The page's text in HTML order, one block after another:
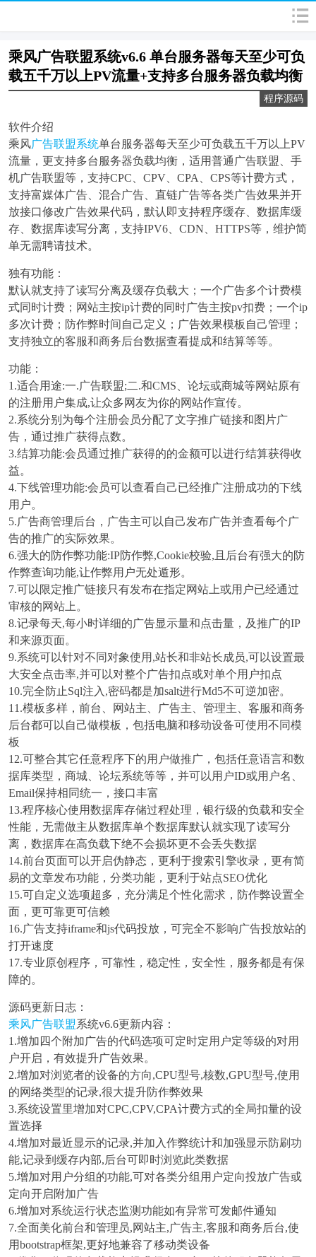
乘风广告联盟系统v6.6 单台服务器每天至少可负
载五千万以上PV流量+支持多台服务器负载均衡
程序源码
软件介绍
乘风广告联盟系统单台服务器每天至少可负载五千万以上PV
流量，更支持多台服务器负载均衡，适用普通广告联盟、手
机广告联盟等，支持CPC、CPV、CPA、CPS等计费方式，
支持富媒体广告、混合广告、直链广告等各类广告效果并开
放接口修改广告效果代码，默认即支持程序缓存、数据库缓
存、数据库读写分离，支持IPV6、CDN、HTTPS等，维护简
单无需聘请技术。
独有功能：
默认就支持了读写分离及缓存负载大；一个广告多个计费模
式同时计费；网站主按ip计费的同时广告主按pv扣费；一个ip
多次计费；防作弊时间自己定义；广告效果模板自己管理；
支持独立的客服和商务后台数据查看提成和结算等等。
功能：
1.适合用途:一.广告联盟;二.和CMS、论坛或商城等网站原有
的注册用户集成,让众多网友为你的网站作宣传。
2.系统分别为每个注册会员分配了文字推广链接和图片广
告，通过推广获得点数。
3.结算功能:会员通过推广获得的的金额可以进行结算获得收
益。
4.下线管理功能:会员可以查看自己已经推广注册成功的下线
用户。
5.广告商管理后台，广告主可以自己发布广告并查看每个广
告的推广的实际效果。
6.强大的防作弊功能:IP防作弊,Cookie校验,且后台有强大的防
作弊查询功能,让作弊用户无处遁形。
7.可以限定推广链接只有发布在指定网站上或用户已经通过
审核的网站上。
8.记录每天,每小时详细的广告显示量和点击量，及推广的IP
和来源页面。
9.系统可以针对不同对象使用,站长和非站长成员,可以设置最
大安全点击率,并可以对整个广告扣点或对单个用户扣点
10.完全防止Sql注入,密码都是加salt进行Md5不可逆加密。
11.模板多样，前台、网站主、广告主、管理主、客服和商务
后台都可以自己做模板，包括电脑和移动设备可使用不同模
板
12.可整合其它任意程序下的用户做推广，包括任意语言和数
据库类型，商城、论坛系统等等，并可以用户ID或用户名、
Email保持相同统一，接口丰富
13.程序核心使用数据库存储过程处理，银行级的负载和安全
性能，无需做主从数据库单个数据库默认就实现了读写分
离，数据库在高负载下绝不会损坏更不会丢失数据
14.前台页面可以开启伪静态，更利于搜索引擎收录，更有简
易的文章发布功能，分类功能，更利于站点SEO优化
15.可自定义选项超多，充分满足个性化需求，防作弊设置全
面，更可靠更可信赖
16.广告支持iframe和js代码投放，可完全不影响广告投放站的
打开速度
17.专业原创程序，可靠性，稳定性，安全性，服务都是有保
障的。
源码更新日志：
乘风广告联盟系统v6.6更新内容：
1.增加四个附加广告的代码选项可定时定用户定等级的对用
户开启，有效提升广告效果。
2.增加对浏览者的设备的方向,CPU型号,核数,GPU型号,使用
的网络类型的记录,很大提升防作弊效果
3.系统设置里增加对CPC,CPV,CPA计费方式的全局扣量的设
置选择
4.增加对最近显示的记录,并加入作弊统计和加强显示防刷功
能,记录到缓存内部,后台可即时浏览此类数据
5.增加对用户分组的功能,可对各类分组用户定向投放广告或
定向开启附加广告
6.增加对系统运行状态监测功能如有异常可发邮件通知
7.全面美化前台和管理员,网站主,广告主,客服和商务后台,使
用bootstrap框架,更好地兼容了移动类设备